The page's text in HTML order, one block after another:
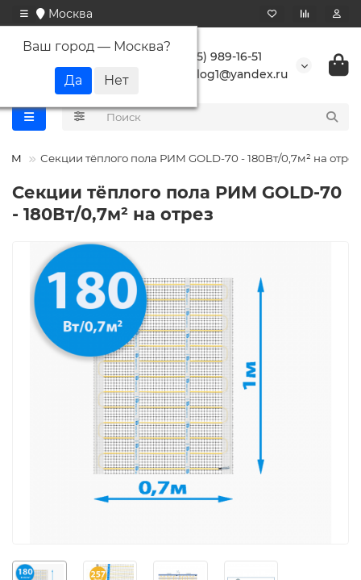
Москва
Ваш город — Москва?
+7 (495) 989-16-51
buranlog1@yandex.ru
RIM Секции тёплого пола РИМ GOLD-70 - 180Вт/0,7м² на отрез
Секции тёплого пола РИМ GOLD-70
- 180Вт/0,7м² на отрез